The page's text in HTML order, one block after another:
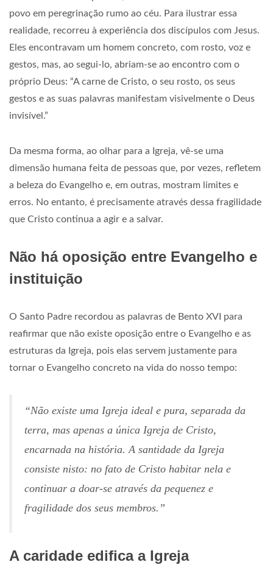
povo em peregrinação rumo ao céu. Para ilustrar essa
realidade, recorreu à experiência dos discípulos com Jesus.
Eles encontravam um homem concreto, com rosto, voz e
gestos, mas, ao segui-lo, abriam-se ao encontro com o
próprio Deus: “A carne de Cristo, o seu rosto, os seus
gestos e as suas palavras manifestam visivelmente o Deus
invisível.”
Da mesma forma, ao olhar para a Igreja, vê-se uma
dimensão humana feita de pessoas que, por vezes, refletem
a beleza do Evangelho e, em outras, mostram limites e
erros. No entanto, é precisamente através dessa fragilidade
que Cristo continua a agir e a salvar.
Não há oposição entre Evangelho e
instituição
O Santo Padre recordou as palavras de Bento XVI para
reafirmar que não existe oposição entre o Evangelho e as
estruturas da Igreja, pois elas servem justamente para
tornar o Evangelho concreto na vida do nosso tempo:
“Não existe uma Igreja ideal e pura, separada da
terra, mas apenas a única Igreja de Cristo,
encarnada na história. A santidade da Igreja
consiste nisto: no fato de Cristo habitar nela e
continuar a doar-se através da pequenez e
fragilidade dos seus membros.”
A caridade edifica a Igreja